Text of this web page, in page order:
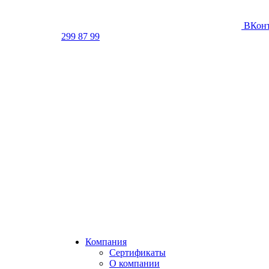
299 87 99
Компания
Сертификаты
О компании